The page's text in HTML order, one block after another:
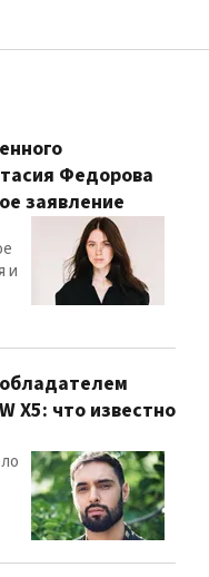
Федорова
заявление
и
X5: что известно